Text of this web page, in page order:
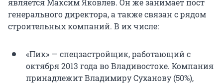
является Максим Яковлев. Он же занимает пост
генерального директора, а также связан с рядом
строительных компаний. В их числе:
«Пик» — спецзастройщик, работающий с
октября 2013 года во Владивостоке. Компания
принадлежит Владимиру Суханову (50%),